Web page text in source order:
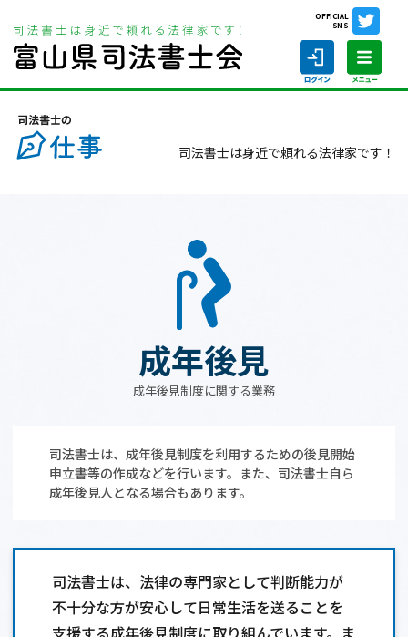
OFFICIAL
SNS
司法書士の仕事 成年後見
司法書士は身近で頼れる法律家です！
成年後見
成年後見制度に関する業務
司法書士は、成年後見制度を利用するための後見開始
申立書等の作成などを行います。また、司法書士自ら
成年後見人となる場合もあります。
司法書士は、法律の専門家として判断能力が
不十分な方が安心して日常生活を送ることを
支援する成年後見制度に取り組んでいます。ま
司法書士の仕事
司法書士を探す
当会について
交通アクセス